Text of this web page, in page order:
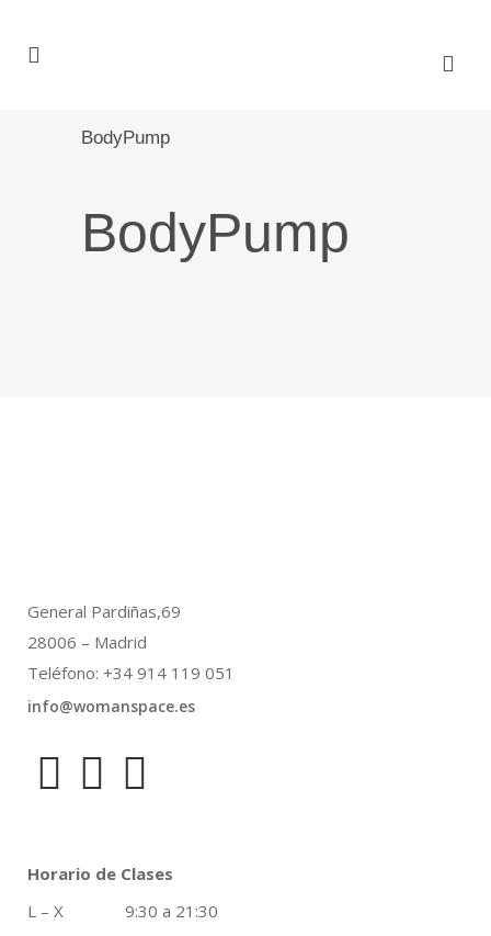
BodyPump
BodyPump
General Pardiñas,69
28006 – Madrid
Teléfono: +34 914 119 051
info@womanspace.es
Horario de Clases
L – X 9:30 a 21:30